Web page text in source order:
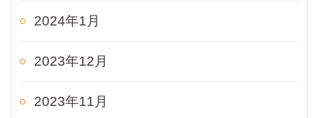
2024年1月
2023年12月
2023年11月